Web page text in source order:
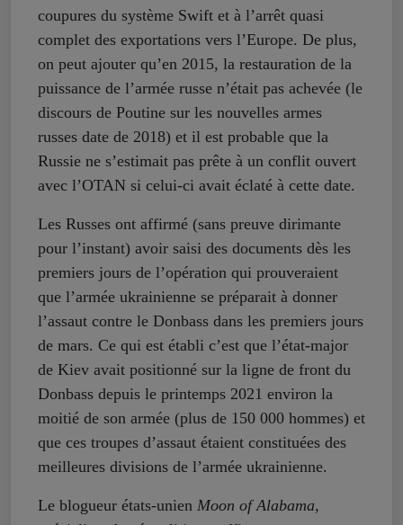
coupures du système Swift et à l’arrêt quasi
complet des exportations vers l’Europe. De plus,
on peut ajouter qu’en 2015, la restauration de la
puissance de l’armée russe n’était pas achevée (le
discours de Poutine sur les nouvelles armes
russes date de 2018) et il est probable que la
Russie ne s’estimait pas prête à un conflit ouvert
avec l’OTAN si celui-ci avait éclaté à cette date.
Les Russes ont affirmé (sans preuve dirimante
pour l’instant) avoir saisi des documents dès les
premiers jours de l’opération qui prouveraient
que l’armée ukrainienne se préparait à donner
l’assaut contre le Donbass dans les premiers jours
de mars. Ce qui est établi c’est que l’état-major
de Kiev avait positionné sur la ligne de front du
Donbass depuis le printemps 2021 environ la
moitié de son armée (plus de 150 000 hommes) et
que ces troupes d’assaut étaient constituées des
meilleures divisions de l’armée ukrainienne.
Le blogueur états-unien Moon of Alabama,